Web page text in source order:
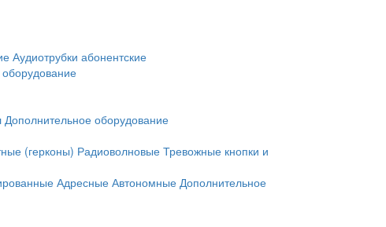
Аудиотрубки абонентские
Дополнительное оборудование
(герконы) Радиоволновые Тревожные кнопки и
Адресные Автономные Дополнительное